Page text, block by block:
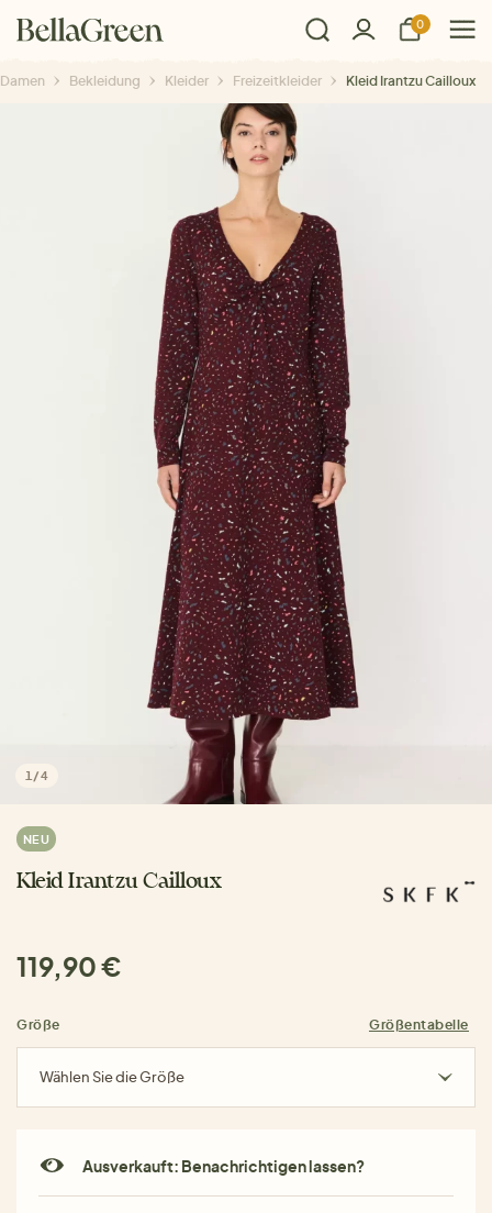
0
Damen Bekleidung Kleider Freizeitkleider Kleid Irantzu Cailloux
1 /4
NEU
Kleid Irantzu Cailloux
119,90 €
Größe Größentabelle
Wählen Sie die Größe
Ausverkauft: Benachrichtigen lassen?